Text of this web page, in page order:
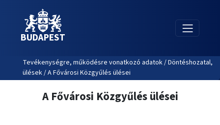
BUDAPEST
Tevékenységre, működésre vonatkozó adatok / Döntéshozatal,
ülések / A Fővárosi Közgyűlés ülései
A Fővárosi Közgyűlés ülései